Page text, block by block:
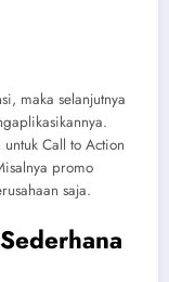
maka selanjutnya
Call to Action
promo
saja.